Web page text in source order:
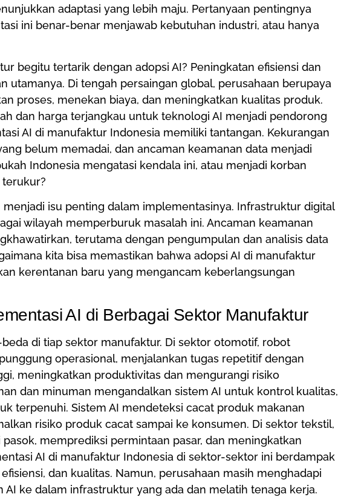
adaptasi yang lebih maju. Pertanyaan pentingnya
ini benar-benar menjawab kebutuhan industri, atau hanya
begitu tertarik dengan adopsi AI? Peningkatan efisiensi dan
utamanya. Di tengah persaingan global, perusahaan berupaya
proses, menekan biaya, dan meningkatkan kualitas produk.
dan harga terjangkau untuk teknologi AI menjadi pendorong
AI di manufaktur Indonesia memiliki tantangan. Kekurangan
belum memadai, dan ancaman keamanan data menjadi
Indonesia mengatasi kendala ini, atau menjadi korban
menjadi isu penting dalam implementasinya. Infrastruktur digital
wilayah memperburuk masalah ini. Ancaman keamanan
terutama dengan pengumpulan dan analisis data
kita bisa memastikan bahwa adopsi AI di manufaktur
kerentanan baru yang mengancam keberlangsungan
AI di Berbagai Sektor Manufaktur
di tiap sektor manufaktur. Di sektor otomotif, robot
operasional, menjalankan tugas repetitif dengan
meningkatkan produktivitas dan mengurangi risiko
dan minuman mengandalkan sistem AI untuk kontrol kualitas,
terpenuhi. Sistem AI mendeteksi cacat produk makanan
risiko produk cacat sampai ke konsumen. Di sektor tekstil,
memprediksi permintaan pasar, dan meningkatkan
AI di manufaktur Indonesia di sektor-sektor ini berdampak
dan kualitas. Namun, perusahaan masih menghadapi
AI ke dalam infrastruktur yang ada dan melatih tenaga kerja.